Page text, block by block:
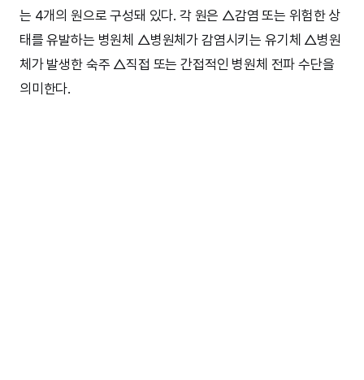
는 4개의 원으로 구성돼 있다. 각 원은 △감염 또는 위험한 상
태를 유발하는 병원체 △병원체가 감염시키는 유기체 △병원
체가 발생한 숙주 △직접 또는 간접적인 병원체 전파 수단을
의미한다.